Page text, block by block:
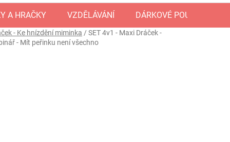
KOŠÍK
A HRAČKY VZDĚLÁVÁNÍ DÁRKOVÉ POUKAZY
- Ke hnízdění miminka / SET 4v1 - Maxi Dráček -
- Mít peřinku není všechno